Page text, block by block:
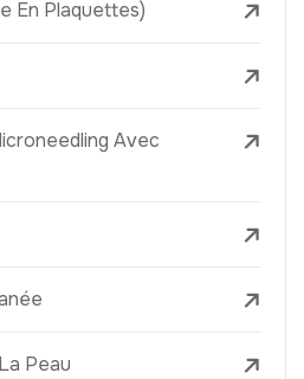
En Plaquettes)
Avec
Peau